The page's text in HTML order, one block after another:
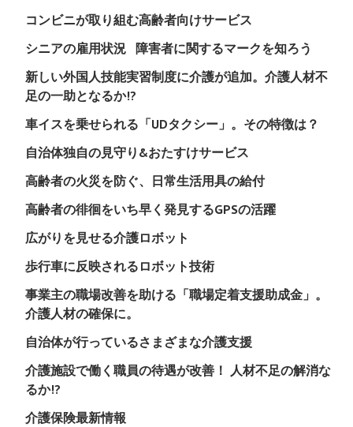
コンビニが取り組む高齢者向けサービス
シニアの雇用状況 障害者に関するマークを知ろう
新しい外国人技能実習制度に介護が追加。介護人材不
足の一助となるか!?
車イスを乗せられる「UDタクシー」。その特徴は？
自治体独自の見守り&おたすけサービス
高齢者の火災を防ぐ、日常生活用具の給付
高齢者の徘徊をいち早く発見するGPSの活躍
広がりを見せる介護ロボット
歩行車に反映されるロボット技術
事業主の職場改善を助ける「職場定着支援助成金」。
介護人材の確保に。
自治体が行っているさまざまな介護支援
介護施設で働く職員の待遇が改善！ 人材不足の解消な
るか!?
介護保険最新情報